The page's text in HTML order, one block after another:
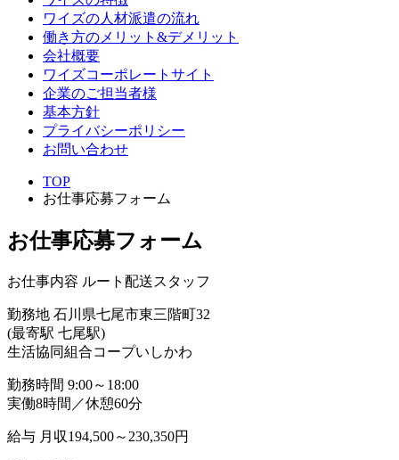
ワイズの人材派遣の流れ
働き方のメリット&デメリット
会社概要
ワイズコーポレートサイト
企業のご担当者様
基本方針
プライバシーポリシー
お問い合わせ
TOP
お仕事応募フォーム
お仕事応募フォーム
お仕事内容 ルート配送スタッフ
勤務地 石川県七尾市東三階町32
(最寄駅 七尾駅)
生活協同組合コープいしかわ
勤務時間 9:00～18:00
実働8時間／休憩60分
給与 月収194,500～230,350円